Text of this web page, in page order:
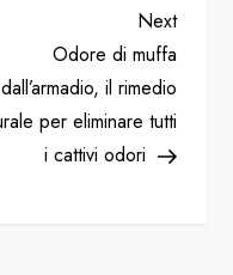
Next
Post
Next
Odore di muffa
dall’armadio, il rimedio
per eliminare tutti
i cattivi odori